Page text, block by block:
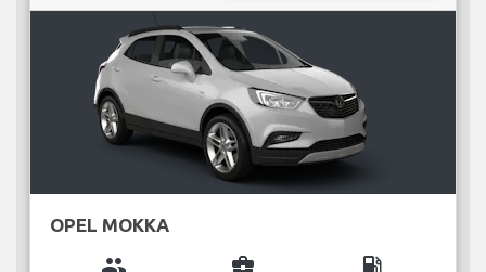
OPEL MOKKA
group business_center local_gas_station